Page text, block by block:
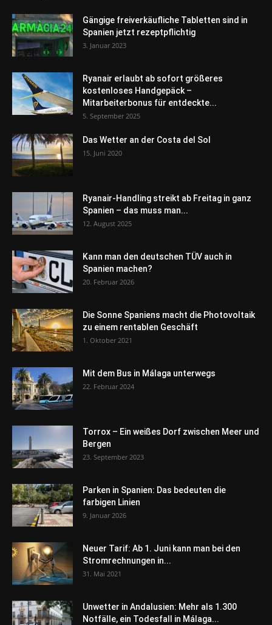
Gängige freiverkäufliche Tabletten sind in
Spanien jetzt rezeptpflichtig
3. Januar 2023
Ryanair erlaubt ab sofort größeres
kostenloses Handgepäck –
Mitarbeiterbonus für entdeckte...
5. September 2025
Das Wetter an der Costa del Sol
15. Juni 2020
Ryanair-Handling streikt ab Freitag in ganz
Spanien – das muss man...
12. August 2025
Kann man den deutschen TÜV auch in
Spanien machen?
20. Februar 2026
Die Sonne Spaniens macht die Photovoltaik
zu einem rentablen Geschäft
1. Oktober 2021
Mit dem Bus in Málaga unterwegs
22. Februar 2024
Torrox – Ein weißes Dorf zwischen Meer und
Bergen
23. September 2023
Parken in Spanien: Das bedeuten die
farbigen Linien
9. Januar 2026
Neuer Tarif: Ab 1. Juni kann man bei den
Stromrechnungen in...
31. Mai 2021
Unwetter in Andalusien: Mehr als 1.300
Notfälle, ein Todesfall in Málaga...